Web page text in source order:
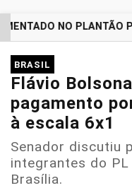
NO PLANTÃO
EM ALTA
BRASIL
Flávio
pagamento
à escala 6x1
Senador discutiu
integrantes do
Brasília.